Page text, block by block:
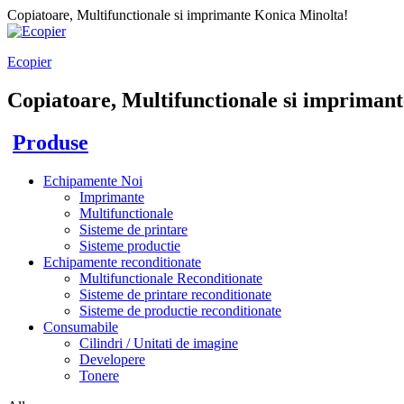
Copiatoare, Multifunctionale si imprimante Konica Minolta!
Ecopier
Copiatoare, Multifunctionale si
Produse
Echipamente Noi
Imprimante
Multifunctionale
Sisteme de printare
Sisteme productie
Echipamente reconditionate
Multifunctionale Reconditionate
Sisteme de printare reconditionate
Sisteme de productie reconditionate
Consumabile
Cilindri / Unitati de imagine
Developere
Tonere